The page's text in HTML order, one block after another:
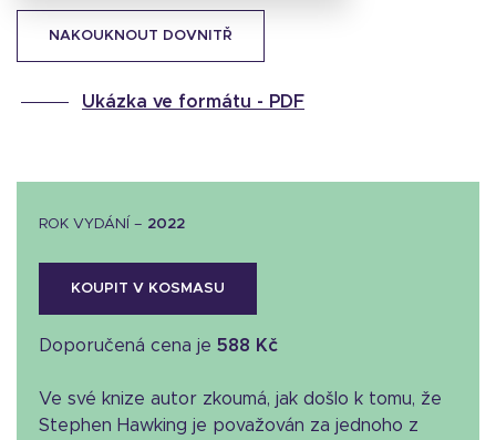
NAKOUKNOUT DOVNITŘ
Ukázka ve formátu - PDF
ROK VYDÁNÍ – 2022
KOUPIT V KOSMASU
Doporučená cena je 588 Kč
Ve své knize autor zkoumá, jak došlo k tomu, že
Stephen Hawking je považován za jednoho z